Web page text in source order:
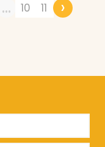
... 10 11 ›